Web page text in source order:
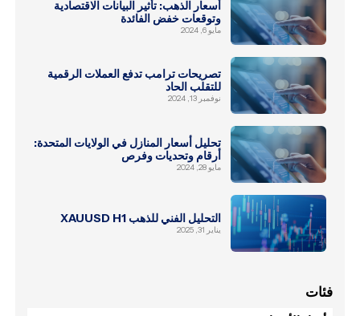
أسعار الذهب: تأثير البيانات الاقتصادية
وتوقعات خفض الفائدة
مايو 6, 2024
تصريحات ترامب تدفع العملات الرقمية
للتقلب الحاد
نوفمبر 13, 2024
تحليل أسعار المنازل في الولايات المتحدة:
أرقام وتحديات وفرص
مايو 28, 2024
التحليل الفني للذهب XAUUSD H1
يناير 31, 2025
فئات